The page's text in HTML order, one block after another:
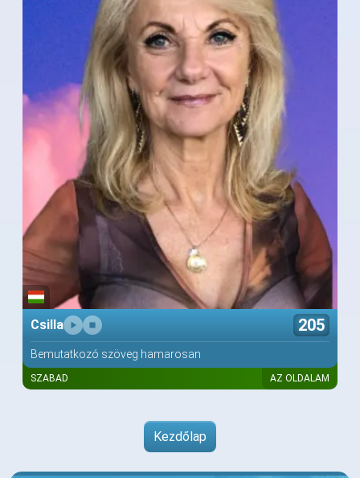
Csilla 205
Bemutatkozó szöveg hamarosan
SZABAD AZ OLDALAM
Kezdőlap